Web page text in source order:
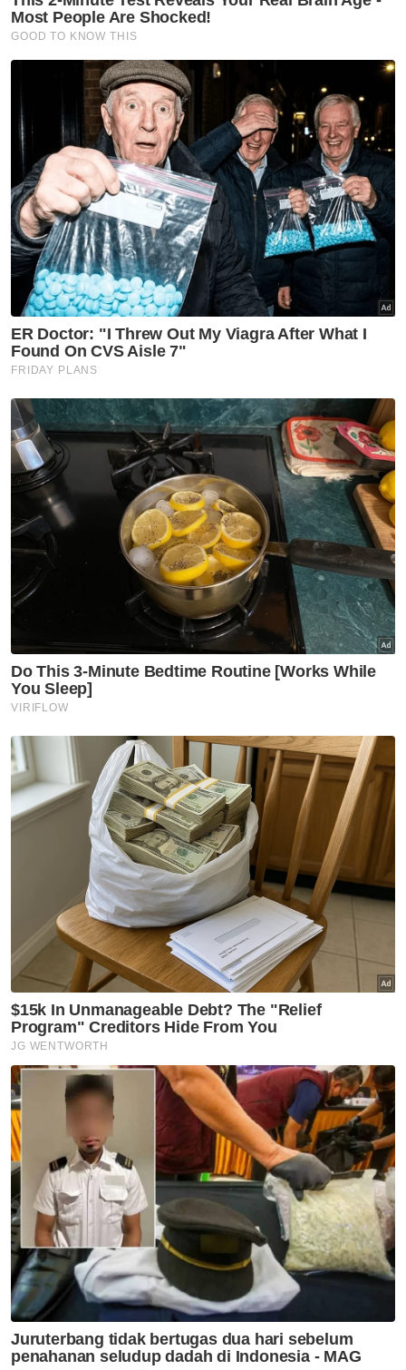
Muat turun aplikasi Sinar Harian. Klik di sini!
Harap bantu kajian selidik kami dan
dapatkan baucar tunai.
×
Di manakah anda tinggal?
Johor K. Lumpur
Kedah
Labuan Melaka
N. Sembilan Pahang
P. Pinang
Sabah Sarawak
Selangor Terengganu
Masuk | Daftar VPoints:
ESG
Selangor
Amirudin Shari
Artikel Disyorkan
Selangor KL
'Speaker tentukan status
kerusi DUN selepas semakan' -
Amirudin
Selangor KL
Peruntukan Sukma dedah
kepincangan pentadbiran
Kerajaan Madani - Pemuda Pas
Selangor
Selepas 8 bulan percuma,
kutipan Plaza Tol Eco Grandeur
mula tengah malam ini
Selangor KL
'Kereta warisan' tersadai
punca parkir makin sempit